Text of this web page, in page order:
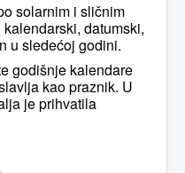
solarnim i sličnim
datumski,
u sledećoj godini.
godišnje kalendare
kao praznik. U
je prihvatila